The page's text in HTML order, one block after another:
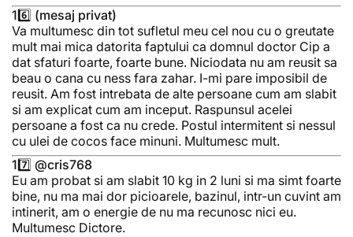
16️⃣ (mesaj privat)
Va multumesc din tot sufletul meu cel nou cu o greutate
mult mai mica datorita faptului ca domnul doctor Cip a
dat sfaturi foarte, foarte bune. Niciodata nu am reusit sa
beau o cana cu ness fara zahar. I-mi pare imposibil de
reusit. Am fost intrebata de alte persoane cum am slabit
si am explicat cum am inceput. Raspunsul acelei
persoane a fost ca nu crede. Postul intermitent si nessul
cu ulei de cocos face minuni. Multumesc mult.
17️⃣ @cris768
Eu am probat si am slabit 10 kg in 2 luni si ma simt foarte
bine, nu ma mai dor picioarele, bazinul, intr-un cuvint am
intinerit, am o energie de nu ma recunosc nici eu.
Multumesc Dictore.